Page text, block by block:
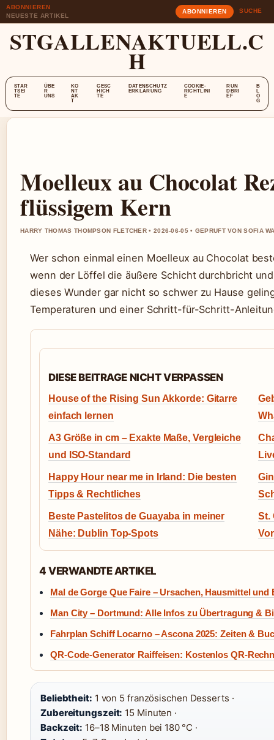
ABONNIEREN
NEUESTE ARTIKEL
ABONNIEREN SUCHE
STGALLENAKTUELL.C
H
STAR
TSEI
TE
ÜBE
R
UNS
KO
NT
AK
T
GESC
HICH
TE
DATENSCHUTZ
ERKLÄRUNG
COOKIE-
RICHTLINI
E
RUN
DBRI
EF
B
L
O
G
Moelleux au Chocolat
flüssigem Kern
HARRY THOMAS THOMPSON FLETCHER • 2026-06-05 • GEPRUFT VON SOFIA
Wer schon einmal einen Moelleux au Chocolat
wenn der Löffel die äußere Schicht durchbricht
dieses Wunder gar nicht so schwer zu Hause
Temperaturen und einer Schritt-für-Schritt-
DIESE BEITRAGE NICHT VERPASSEN
House of the Rising Sun Akkorde: Gitarre
einfach lernen
A3 Größe in cm – Exakte Maße, Vergleiche
und ISO-Standard
Happy Hour near me in Irland: Die besten
Tipps & Rechtliches
Beste Pastelitos de Guayaba in meiner
Nähe: Dublin Top-Spots
St.
4 VERWANDTE ARTIKEL
Mal de Gorge Que Faire – Ursachen, Hausmittel und
Man City – Dortmund: Alle Infos zu Übertragung &
Fahrplan Schiff Locarno – Ascona 2025: Zeiten &
QR-Code-Generator Raiffeisen: Kostenlos QR-
Beliebtheit: 1 von 5 französischen Desserts ·
Zubereitungszeit: 15 Minuten ·
Backzeit: 16–18 Minuten bei 180 °C ·